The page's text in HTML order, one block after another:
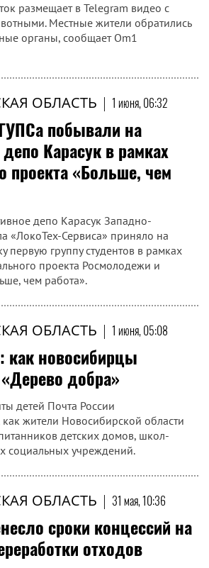
размещает в Telegram видео с
Местные жители обратились
органы, сообщает Om1
ОБЛАСТЬ | 1 июня, 06:32
побывали на
Карасук в рамках
проекта «Больше, чем
депо Карасук Западно-
«ЛокоТех-Сервиса» приняло на
первую группу студентов в рамках
проекта Росмолодежи и
чем работа».
ОБЛАСТЬ | 1 июня, 05:08
как новосибирцы
добра»
детей Почта России
жители Новосибирской области
детских домов, школ-
социальных учреждений.
ОБЛАСТЬ | 31 мая, 10:36
сроки концессий на
отходов